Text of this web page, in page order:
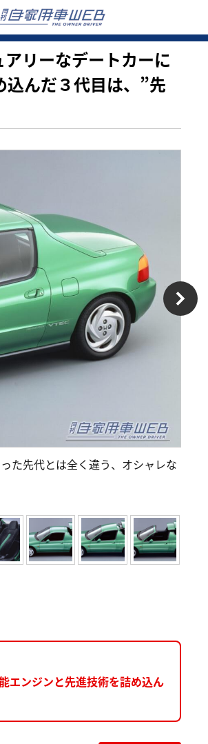
リーなデートカーに
んだ３代目は、”先
た先代とは全く違う、オシャレな
エンジンと先進技術を詰め込ん